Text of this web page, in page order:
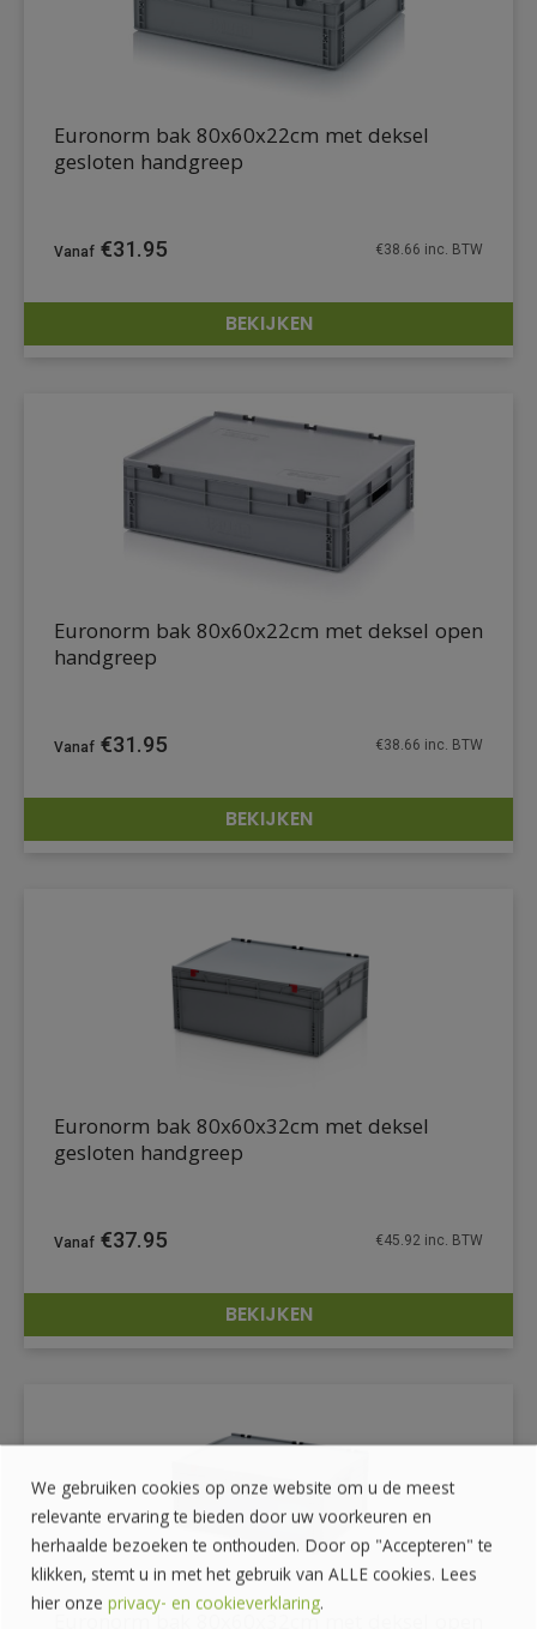
DETAILS
Euronorm bak 80x60x22cm met deksel
gesloten handgreep
€31.95 €38.66 inc. BTW
BEKIJKEN
DETAILS
Euronorm bak 80x60x22cm met deksel open
handgreep
€31.95 €38.66 inc. BTW
BEKIJKEN
DETAILS
Euronorm bak 80x60x32cm met deksel
gesloten handgreep
€37.95 €45.92 inc. BTW
BEKIJKEN
We gebruiken cookies op onze website om u de meest
relevante ervaring te bieden door uw voorkeuren en
herhaalde bezoeken te onthouden. Door op "Accepteren" te
klikken, stemt u in met het gebruik van ALLE cookies. Lees
hier onze privacy- en cookieverklaring.